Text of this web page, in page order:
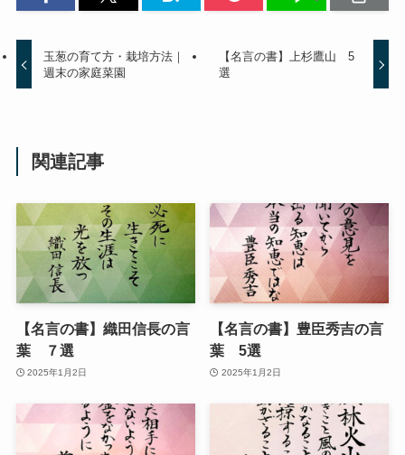
玉葱の育て方・栽培方法｜
週末の家庭菜園
【名言の書】上杉鷹山 5
選
関連記事
【名言の書】織田信長の言
葉 ７選
2025年1月2日
【名言の書】豊臣秀吉の言
葉 5選
2025年1月2日